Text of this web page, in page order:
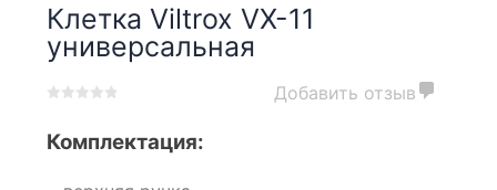
Клетка Viltrox VX-11
универсальная
out
Добавить отзыв
Комплектация: